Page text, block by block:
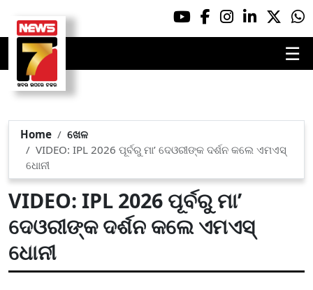
☰
Home
ଖେଳ
VIDEO: IPL 2026 ପୂର୍ବରୁ ମା’ ଦେଓରୀଙ୍କ ଦର୍ଶନ କଲେ ଏମଏସ୍
ଧୋନୀ
VIDEO: IPL 2026 ପୂର୍ବରୁ ମା’
ଦେଓରୀଙ୍କ ଦର୍ଶନ କଲେ ଏମଏସ୍
ଧୋନୀ